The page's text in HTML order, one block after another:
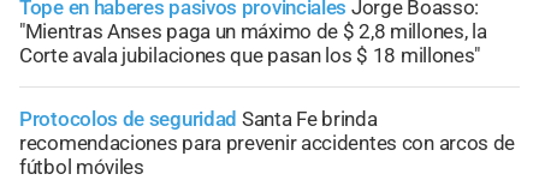
Tope en haberes pasivos provinciales Jorge Boasso:
"Mientras Anses paga un máximo de $ 2,8 millones, la
Corte avala jubilaciones que pasan los $ 18 millones"
Protocolos de seguridad Santa Fe brinda
recomendaciones para prevenir accidentes con arcos de
fútbol móviles